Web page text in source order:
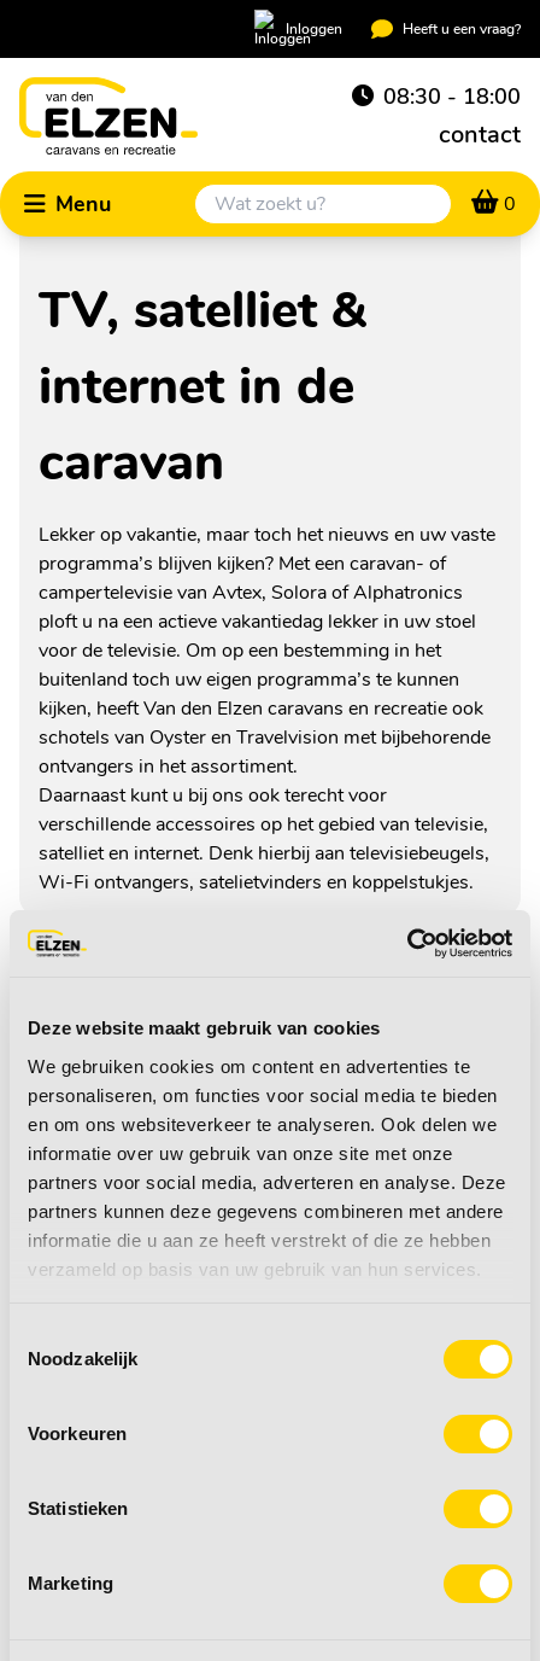
Deze website maakt gebruik van cookies
We gebruiken cookies om content en advertenties te
personaliseren, om functies voor social media te bieden
en om ons websiteverkeer te analyseren. Ook delen we
informatie over uw gebruik van onze site met onze
partners voor social media, adverteren en analyse. Deze
partners kunnen deze gegevens combineren met andere
informatie die u aan ze heeft verstrekt of die ze hebben
verzameld op basis van uw gebruik van hun services.
Noodzakelijk
Voorkeuren
Statistieken
Marketing
Inloggen Heeft u een vraag?
08:30 - 18:00
contact
Menu 0
TV, satelliet &
internet in de
caravan
Lekker op vakantie, maar toch het nieuws en uw vaste
programma’s blijven kijken? Met een caravan- of
campertelevisie van Avtex, Solora of Alphatronics
ploft u na een actieve vakantiedag lekker in uw stoel
voor de televisie. Om op een bestemming in het
buitenland toch uw eigen programma’s te kunnen
kijken, heeft Van den Elzen caravans en recreatie ook
schotels van Oyster en Travelvision met bijbehorende
ontvangers in het assortiment.
Daarnaast kunt u bij ons ook terecht voor
verschillende accessoires op het gebied van televisie,
satelliet en internet. Denk hierbij aan televisiebeugels,
Wi-Fi ontvangers, satelietvinders en koppelstukjes.
Home / Technische accessoires
Televisie